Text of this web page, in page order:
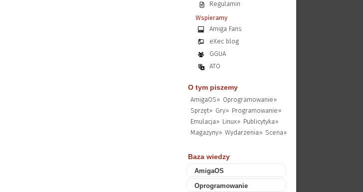
Regulamin
Wspieramy
Amiga Fans
eXec blog
GGUA
ATO
O tym piszemy
AmigaOS» Oprogramowanie»
Sprzęt» Gry» Programowanie»
Emulacja» Linux» Publicytyka»
Magazyny» Wydarzenia» Scena»
Baza wiedzy
AmigaOS
Oprogramowanie